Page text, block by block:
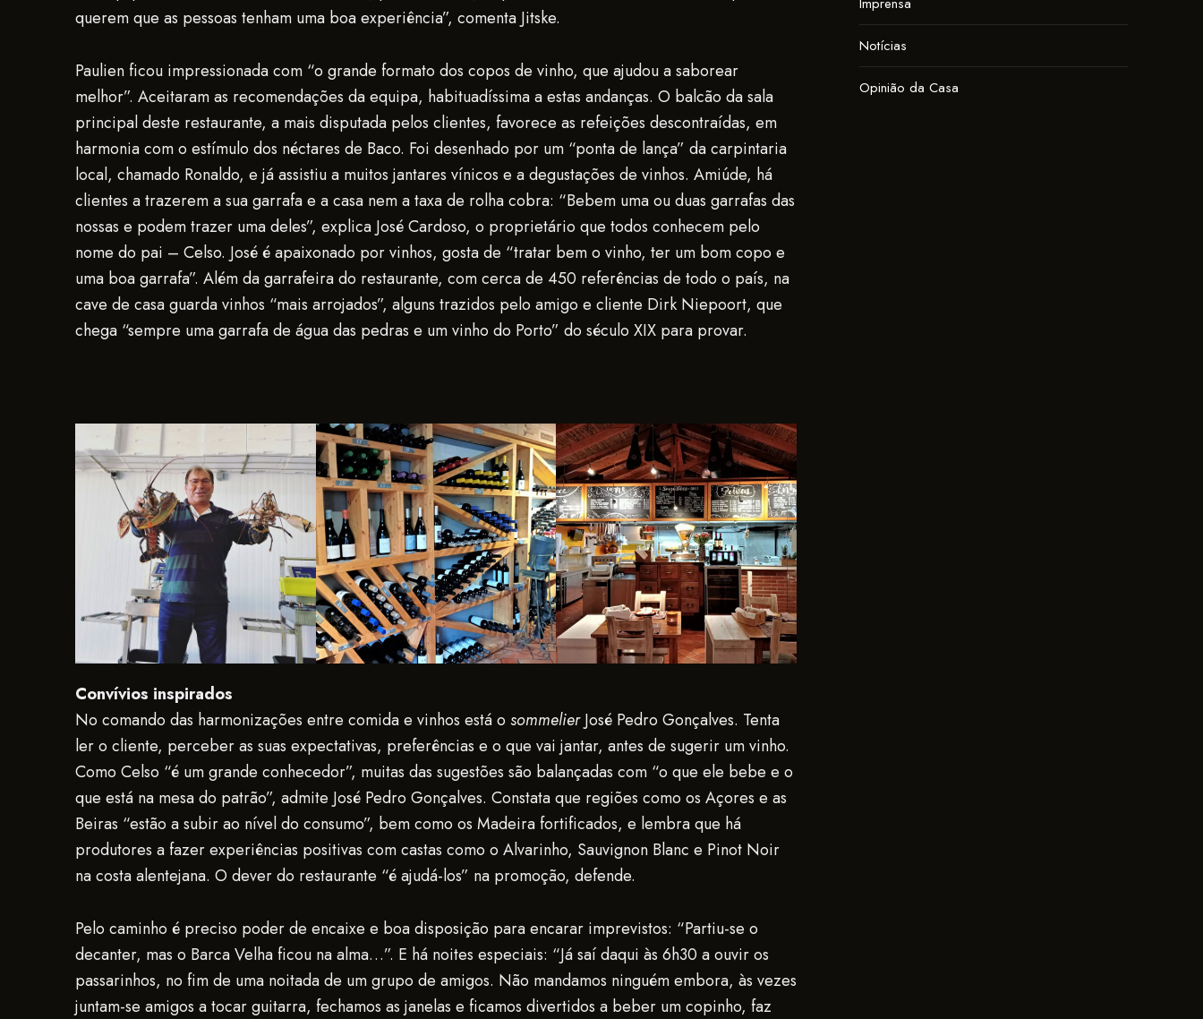
querem que as pessoas tenham uma boa experiência”, comenta Jitske.
Paulien ficou impressionada com “o grande formato dos copos de vinho, que ajudou a saborear
melhor”. Aceitaram as recomendações da equipa, habituadíssima a estas andanças. O balcão da sala
principal deste restaurante, a mais disputada pelos clientes, favorece as refeições descontraídas, em
harmonia com o estímulo dos néctares de Baco. Foi desenhado por um “ponta de lança” da carpintaria
local, chamado Ronaldo, e já assistiu a muitos jantares vínicos e a degustações de vinhos. Amiúde, há
clientes a trazerem a sua garrafa e a casa nem a taxa de rolha cobra: “Bebem uma ou duas garrafas das
nossas e podem trazer uma deles”, explica José Cardoso, o proprietário que todos conhecem pelo
nome do pai – Celso. José é apaixonado por vinhos, gosta de “tratar bem o vinho, ter um bom copo e
uma boa garrafa”. Além da garrafeira do restaurante, com cerca de 450 referências de todo o país, na
cave de casa guarda vinhos “mais arrojados”, alguns trazidos pelo amigo e cliente Dirk Niepoort, que
chega “sempre uma garrafa de água das pedras e um vinho do Porto” do século XIX para provar.
Convívios inspirados
No comando das harmonizações entre comida e vinhos está o sommelierJosé Pedro Gonçalves. Tenta
ler o cliente, perceber as suas expectativas, preferências e o que vai jantar, antes de sugerir um vinho.
Como Celso “é um grande conhecedor”, muitas das sugestões são balançadas com “o que ele bebe e o
que está na mesa do patrão”, admite José Pedro Gonçalves. Constata que regiões como os Açores e as
Beiras “estão a subir ao nível do consumo”, bem como os Madeira fortificados, e lembra que há
produtores a fazer experiências positivas com castas como o Alvarinho, Sauvignon Blanc e Pinot Noir
na costa alentejana. O dever do restaurante “é ajudá-los” na promoção, defende.
Pelo caminho é preciso poder de encaixe e boa disposição para encarar imprevistos: “Partiu-se o
decanter, mas o Barca Velha ficou na alma…”. E há noites especiais: “Já saí daqui às 6h30 a ouvir os
passarinhos, no fim de uma noitada de um grupo de amigos. Não mandamos ninguém embora, às vezes
juntam-se amigos a tocar guitarra, fechamos as janelas e ficamos divertidos a beber um copinho, faz
Notícias
Opinião da Casa